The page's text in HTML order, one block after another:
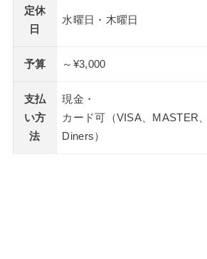
定休
日
水曜日・木曜日
予算 ～¥3,000
支払
い方
法
現金・
カード可（VISA、MASTER
Diners）